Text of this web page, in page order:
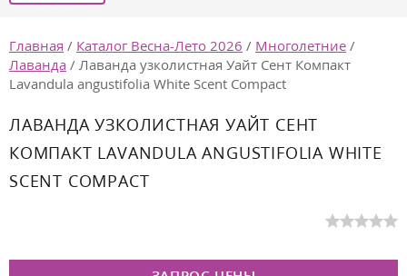
Главная / Каталог Весна-Лето 2026 / Многолетние /
Лаванда / Лаванда узколистная Уайт Сент Компакт
Lavandula angustifolia White Scent Compact
ЛАВАНДА УЗКОЛИСТНАЯ УАЙТ СЕНТ
КОМПАКТ LAVANDULA ANGUSTIFOLIA WHITE
SCENT COMPACT